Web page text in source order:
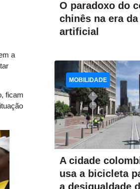
a
ficam
O paradoxo do
chinês na era
artificial
A cidade
usa a bicicleta
a desigualdade
MOBILIDADE